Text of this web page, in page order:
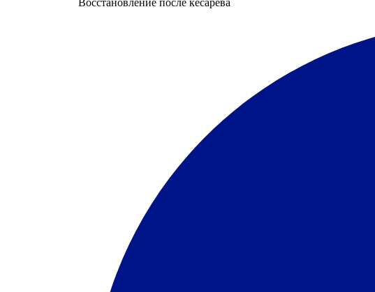
Восстановление после кесарева